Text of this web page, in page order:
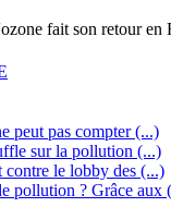
fait son retour
peut pas compter (...)
sur la pollution (...)
contre le lobby des (...)
pollution ? Grâce aux